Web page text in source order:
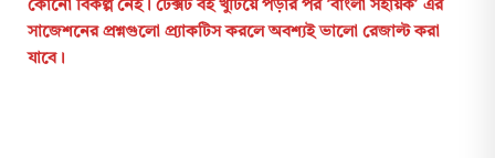
কোনো বিকল্প নেই। টেক্সট বই খুঁটিয়ে পড়ার পর ‘বাংলা সহায়ক’ এর
সাজেশনের প্রশ্নগুলো প্র্যাকটিস করলে অবশ্যই ভালো রেজাল্ট করা
যাবে।